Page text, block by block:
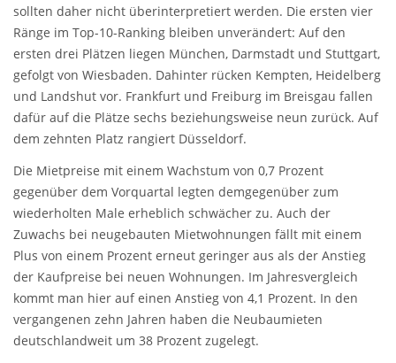
sollten daher nicht überinterpretiert werden. Die ersten vier
Ränge im Top-10-Ranking bleiben unverändert: Auf den
ersten drei Plätzen liegen München, Darmstadt und Stuttgart,
gefolgt von Wiesbaden. Dahinter rücken Kempten, Heidelberg
und Landshut vor. Frankfurt und Freiburg im Breisgau fallen
dafür auf die Plätze sechs beziehungsweise neun zurück. Auf
dem zehnten Platz rangiert Düsseldorf.
Die Mietpreise mit einem Wachstum von 0,7 Prozent
gegenüber dem Vorquartal legten demgegenüber zum
wiederholten Male erheblich schwächer zu. Auch der
Zuwachs bei neugebauten Mietwohnungen fällt mit einem
Plus von einem Prozent erneut geringer aus als der Anstieg
der Kaufpreise bei neuen Wohnungen. Im Jahresvergleich
kommt man hier auf einen Anstieg von 4,1 Prozent. In den
vergangenen zehn Jahren haben die Neubaumieten
deutschlandweit um 38 Prozent zugelegt.